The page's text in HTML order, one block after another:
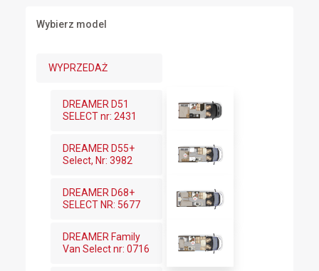
Wybierz model
WYPRZEDAŻ
DREAMER D51
SELECT nr: 2431
DREAMER D55+
Select, Nr: 3982
DREAMER D68+
SELECT NR: 5677
DREAMER Family
Van Select nr: 0716